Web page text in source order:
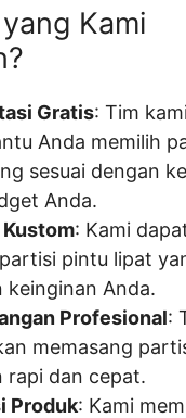
Kami
Gratis: Tim
Anda memilih
sesuai dengan
Anda.
: Kami
pintu lipat
keinginan Anda.
Profesional:
memasang
rapi dan cepat.
Produk: Kami